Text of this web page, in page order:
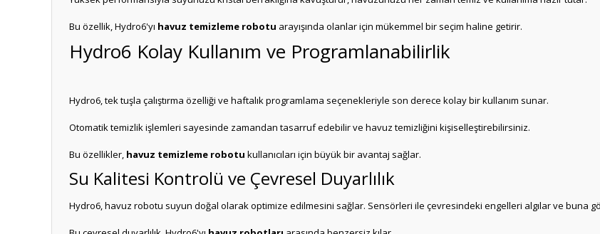
Bu özellik, Hydro6'yı havuz temizleme robotu arayışında olanlar için mükemmel bir seçim haline getirir.
Hydro6 Kolay Kullanım ve Programlanabilirlik
Hydro6, tek tuşla çalıştırma özelliği ve haftalık programlama seçenekleriyle son derece kolay bir kullanım sunar.
Otomatik temizlik işlemleri sayesinde zamandan tasarruf edebilir ve havuz temizliğini kişiselleştirebilirsiniz.
Bu özellikler, havuz temizleme robotu kullanıcıları için büyük bir avantaj sağlar.
Su Kalitesi Kontrolü ve Çevresel Duyarlılık
Hydro6, havuz robotu suyun doğal olarak optimize edilmesini sağlar. Sensörleri ile çevresindeki engelleri algılar ve buna